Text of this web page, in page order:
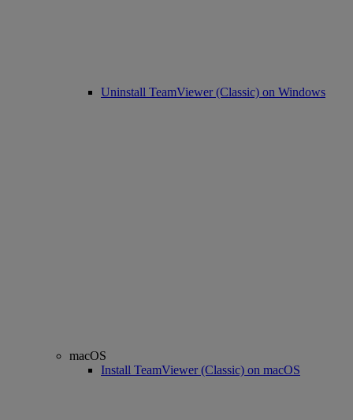
Uninstall TeamViewer (Classic) on Windows
macOS
Install TeamViewer (Classic) on macOS